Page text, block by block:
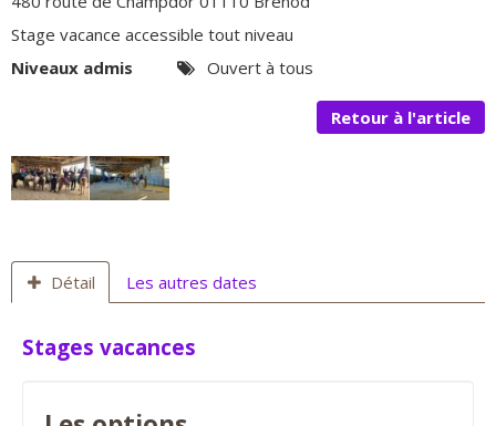
Stage vacance accessible tout niveau
Niveaux admis
Ouvert à tous
Retour à l'article
Détail Les autres dates
Stages vacances